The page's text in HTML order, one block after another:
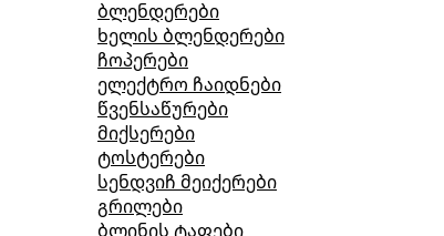
ბლენდერები
ხელის ბლენდერები
ჩოპერები
ელექტრო ჩაიდნები
წვენსაწურები
მიქსერები
ტოსტერები
სენდვიჩ მეიქერები
გრილები
ბლინის ტაფები